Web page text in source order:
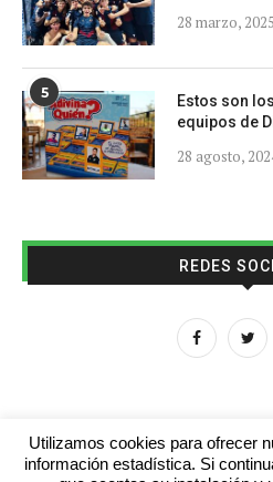
28 marzo, 2025
5
Estos son
equipos de
28 agosto,
REDES
Utilizamos cookies para ofrecer
información estadística. Si